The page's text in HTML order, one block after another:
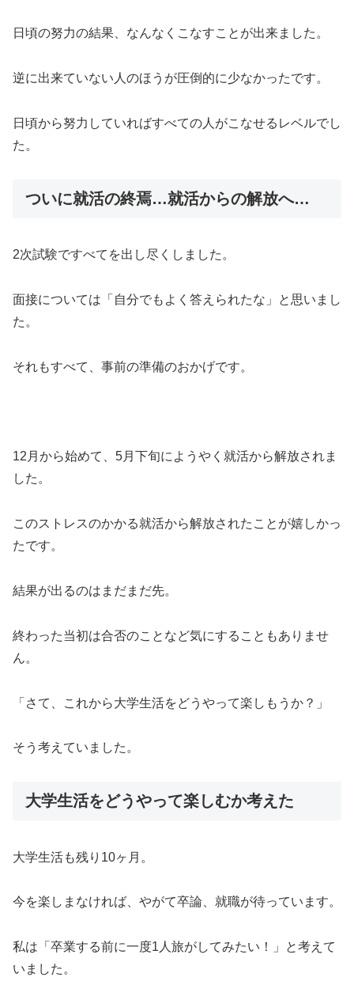
日頃の努力の結果、なんなくこなすことが出来ました。
逆に出来ていない人のほうが圧倒的に少なかったです。
日頃から努力していればすべての人がこなせるレベルでし
た。
ついに就活の終焉…就活からの解放へ…
2次試験ですべてを出し尽くしました。
面接については「自分でもよく答えられたな」と思いまし
た。
それもすべて、事前の準備のおかげです。
12月から始めて、5月下旬にようやく就活から解放されま
した。
このストレスのかかる就活から解放されたことが嬉しかっ
たです。
結果が出るのはまだまだ先。
終わった当初は合否のことなど気にすることもありませ
ん。
「さて、これから大学生活をどうやって楽しもうか？」
そう考えていました。
大学生活をどうやって楽しむか考えた
大学生活も残り10ヶ月。
今を楽しまなければ、やがて卒論、就職が待っています。
私は「卒業する前に一度1人旅がしてみたい！」と考えて
いました。